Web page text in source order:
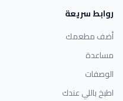
روابط سريعة
أضف مطعمك
مساعدة
الوصفات
اطبخ باللي عندك